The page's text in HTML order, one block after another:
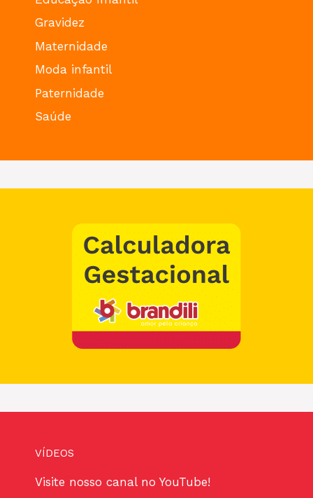
Gravidez
Maternidade
Moda infantil
Paternidade
Saúde
VÍDEOS
Visite nosso canal no YouTube!